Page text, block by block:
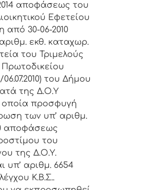
αποφάσεως του
Εφετείου
από 30-06-2010
εκθ. καταχωρ.
του Τριμελούς
Πρωτοδικείου
του Δήμου
της Δ.Ο.Υ
οποία προσφυγή
των υπ’ αριθμ.
αποφάσεως
του
της Δ.Ο.Υ.
υπ’ αριθμ. 6654
Κ.Β.Σ..